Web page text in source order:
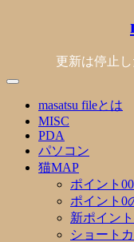
更新は停止
masatsu fileとは
MISC
PDA
パソコン
猫MAP
ポイント
ポイント0
新ポイン
ショート